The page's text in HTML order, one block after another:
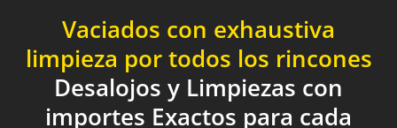
Vaciados con exhaustiva
limpieza por todos los rincones
Desalojos y Limpiezas con
importes Exactos para cada